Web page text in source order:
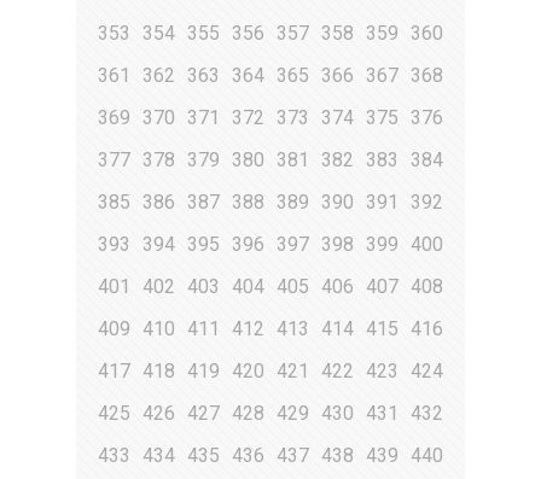
353
354 355 356 357 358 359 360
361
362 363 364 365 366 367 368
369
370 371 372 373 374 375 376
377 378 379 380 381 382 383
384
385
386 387 388 389 390 391
392
393
394 395 396 397 398 399
400
401
402 403 404 405 406 407 408
409
410 411 412 413 414 415
416
417 418 419 420 421 422 423
424
425
426 427 428 429 430 431
432
433
434 435 436 437 438 439
440